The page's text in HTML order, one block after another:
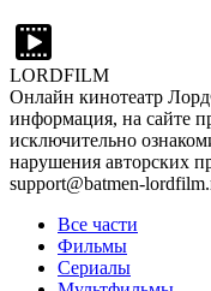
LORDFILM
Онлайн кинотеатр
информация, на сайте
исключительно
нарушения авторских
support@batmen-
Все части
Фильмы
Сериалы